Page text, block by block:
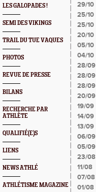
LES GALOPADES !
SEMI DES VIKINGS
TRAIL DU TUE VAQUES
PHOTOS
REVUE DE PRESSE
BILANS
RECHERCHE PAR
ATHLÈTE
QUALIFIÉ(E)S
LIENS
NEWS ATHLÉ
ATHLÉTISME MAGAZINE
29/10
25/10
25/10
20/10
05/10
04/10
28/09
28/09
28/09
20/09
19/09
14/09
13/09
06/09
05/09
23/08
11/08
07/08
01/08